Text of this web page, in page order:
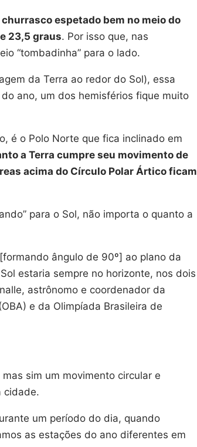
espetado bem no meio do
23,5 graus. Por isso que, nas
“tombadinha” para o lado.
da Terra ao redor do Sol), essa
ano, um dos hemisférios fique muito
é o Polo Norte que fica inclinado em
a Terra cumpre seu movimento de
acima do Círculo Polar Ártico ficam
para o Sol, não importa o quanto a
ângulo de 90º] ao plano da
estaria sempre no horizonte, nos dois
astrônomo e coordenador da
e da Olimpíada Brasileira de
sim um movimento circular e
cidade.
um período do dia, quando
as estações do ano diferentes em